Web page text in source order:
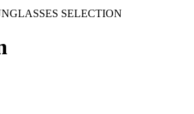
SELECTION